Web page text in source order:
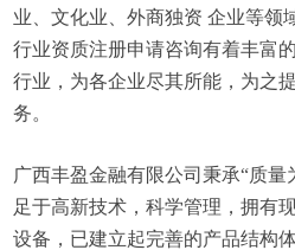
业、文化业、外商独资 企业等领
行业资质注册申请咨询有着丰富
行业，为各企业尽其所能，为之
务。
广西丰盈金融有限公司秉承“质量
足于高新技术，科学管理，拥有
设备，已建立起完善的产品结构